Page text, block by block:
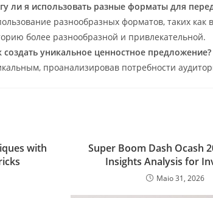
ли я использовать разные форматы для
разнообразных форматов, таких как
более разнообразной и привлекательной.
создать уникальное ценностное предложение?
проанализировав потребности
with
Super Boom Dash Ocash
Insights Analysis for
Maio 31, 2026